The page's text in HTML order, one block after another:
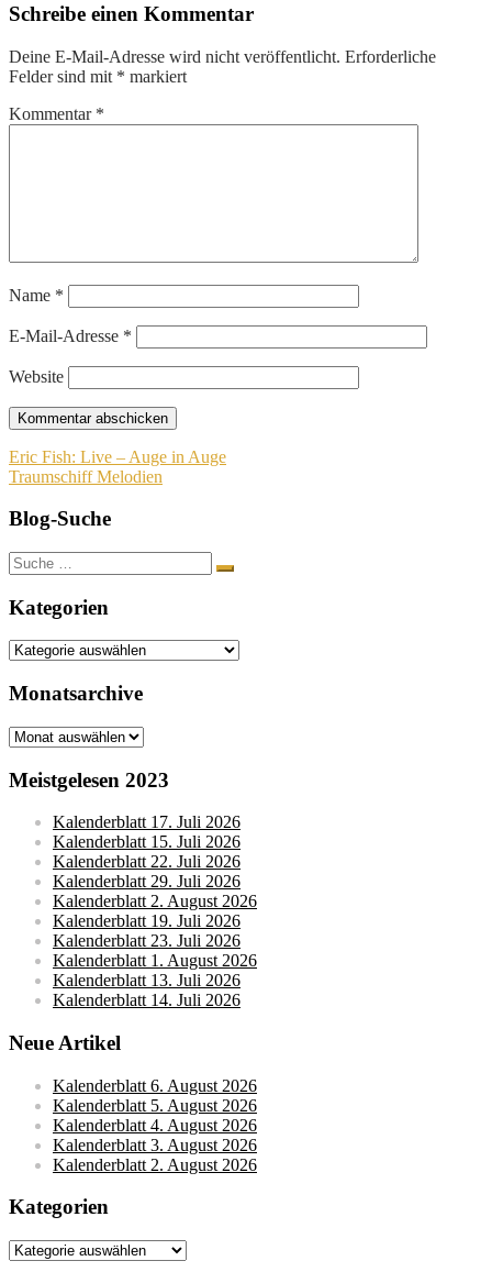
Schreibe einen Kommentar
Deine E-Mail-Adresse wird nicht veröffentlicht. Erforderliche
Felder sind mit * markiert
Kommentar *
Name *
E-Mail-Adresse *
Website
Beitragsnavigation
Eric Fish: Live – Auge in Auge
Traumschiff Melodien
Blog-Suche
Suche
nach:
Kategorien
Kategorien
Monatsarchive
Monatsarchive
Meistgelesen 2023
Kalenderblatt 17. Juli 2026
Kalenderblatt 15. Juli 2026
Kalenderblatt 22. Juli 2026
Kalenderblatt 29. Juli 2026
Kalenderblatt 2. August 2026
Kalenderblatt 19. Juli 2026
Kalenderblatt 23. Juli 2026
Kalenderblatt 1. August 2026
Kalenderblatt 13. Juli 2026
Kalenderblatt 14. Juli 2026
Neue Artikel
Kalenderblatt 6. August 2026
Kalenderblatt 5. August 2026
Kalenderblatt 4. August 2026
Kalenderblatt 3. August 2026
Kalenderblatt 2. August 2026
Kategorien
Kategorien